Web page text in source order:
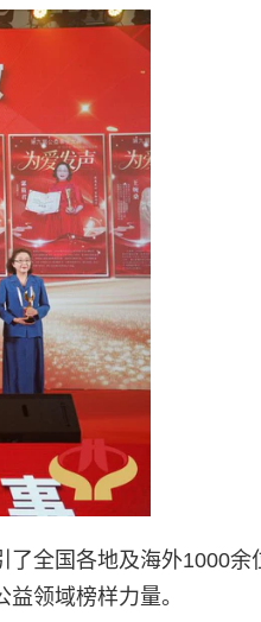
了全国各地及海外1000余
领域榜样力量。